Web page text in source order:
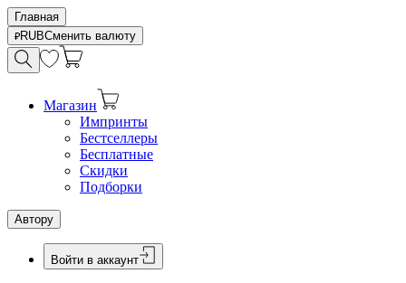
Главная
RUBСменить валюту
Магазин
Импринты
Бестселлеры
Бесплатные
Скидки
Подборки
Автору
Войти в аккаунт